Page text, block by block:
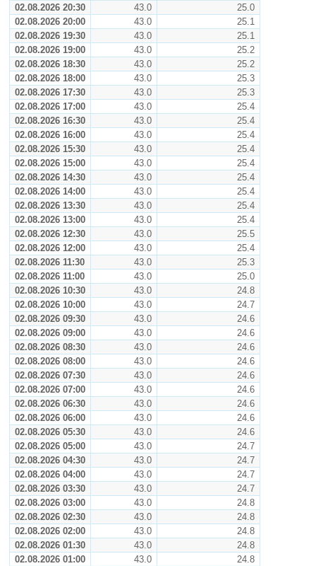
02.08.2026 20:30
43.0
25.0
02.08.2026 20:00
43.0
25.1
02.08.2026 19:30
43.0
25.1
02.08.2026 19:00
43.0
25.2
02.08.2026 18:30
43.0
25.2
02.08.2026 18:00
43.0
25.3
02.08.2026 17:30
43.0
25.3
02.08.2026 17:00
43.0
25.4
02.08.2026 16:30
43.0
25.4
02.08.2026 16:00
43.0
25.4
02.08.2026 15:30
43.0
25.4
02.08.2026 15:00
43.0
25.4
02.08.2026 14:30
43.0
25.4
02.08.2026 14:00
43.0
25.4
02.08.2026 13:30
43.0
25.4
02.08.2026 13:00
43.0
25.4
02.08.2026 12:30
43.0
25.5
02.08.2026 12:00
43.0
25.4
02.08.2026 11:30
43.0
25.3
02.08.2026 11:00
43.0
25.0
02.08.2026 10:30
43.0
24.8
02.08.2026 10:00
43.0
24.7
02.08.2026 09:30
43.0
24.6
02.08.2026 09:00
43.0
24.6
02.08.2026 08:30
43.0
24.6
02.08.2026 08:00
43.0
24.6
02.08.2026 07:30
43.0
24.6
02.08.2026 07:00
43.0
24.6
02.08.2026 06:30
43.0
24.6
02.08.2026 06:00
43.0
24.6
02.08.2026 05:30
43.0
24.6
02.08.2026 05:00
43.0
24.7
02.08.2026 04:30
43.0
24.7
02.08.2026 04:00
43.0
24.7
02.08.2026 03:30
43.0
24.7
02.08.2026 03:00
43.0
24.8
02.08.2026 02:30
43.0
24.8
02.08.2026 02:00
43.0
24.8
02.08.2026 01:30
43.0
24.8
02.08.2026 01:00
43.0
24.8